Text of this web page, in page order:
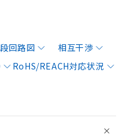
回路図
相互干渉
RoHS/REACH対応状況